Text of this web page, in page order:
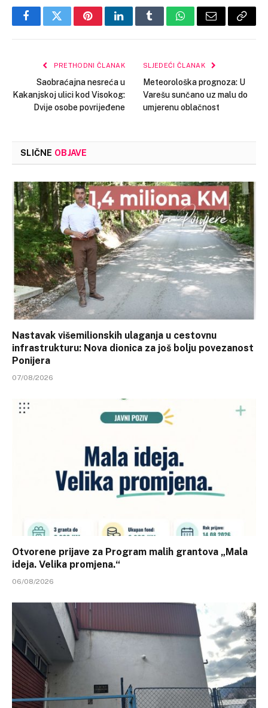
FacebookTwitterPinterestLinkedInTumblrWhatsApp
Email Copy
PRETHODNI ČLANAK
Saobraćajna nesreća u
Kakanjskoj ulici kod Visokog:
Dvije osobe povrijeđene
SLJEDEĆI ČLANAK
Meteorološka prognoza: U
Varešu sunčano uz malu do
umjerenu oblačnost
SLIČNE OBJAVE
Nastavak višemilionskih ulaganja u cestovnu
infrastrukturu: Nova dionica za još bolju povezanost
Ponijera
07/08/2026
Otvorene prijave za Program malih grantova „Mala
ideja. Velika promjena.“
06/08/2026